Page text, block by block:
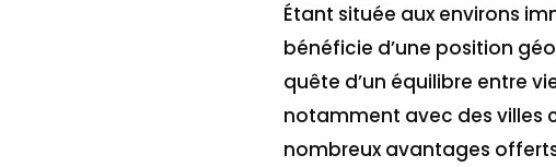
Étant située aux environs
bénéficie d’une position
quête d’un équilibre entre
notamment avec des villes
nombreux avantages